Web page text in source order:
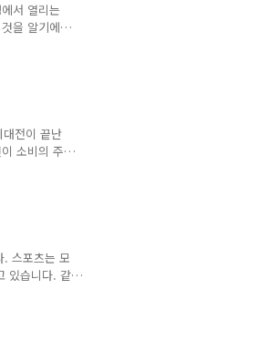
서 열리는
을 알기에
러 곳 중에
지였기 때
전이 끝난
소비의 주체
리 운동이
과정에서
. 스포츠는 모
있습니다. 같
인천 아시안
에 속해있는